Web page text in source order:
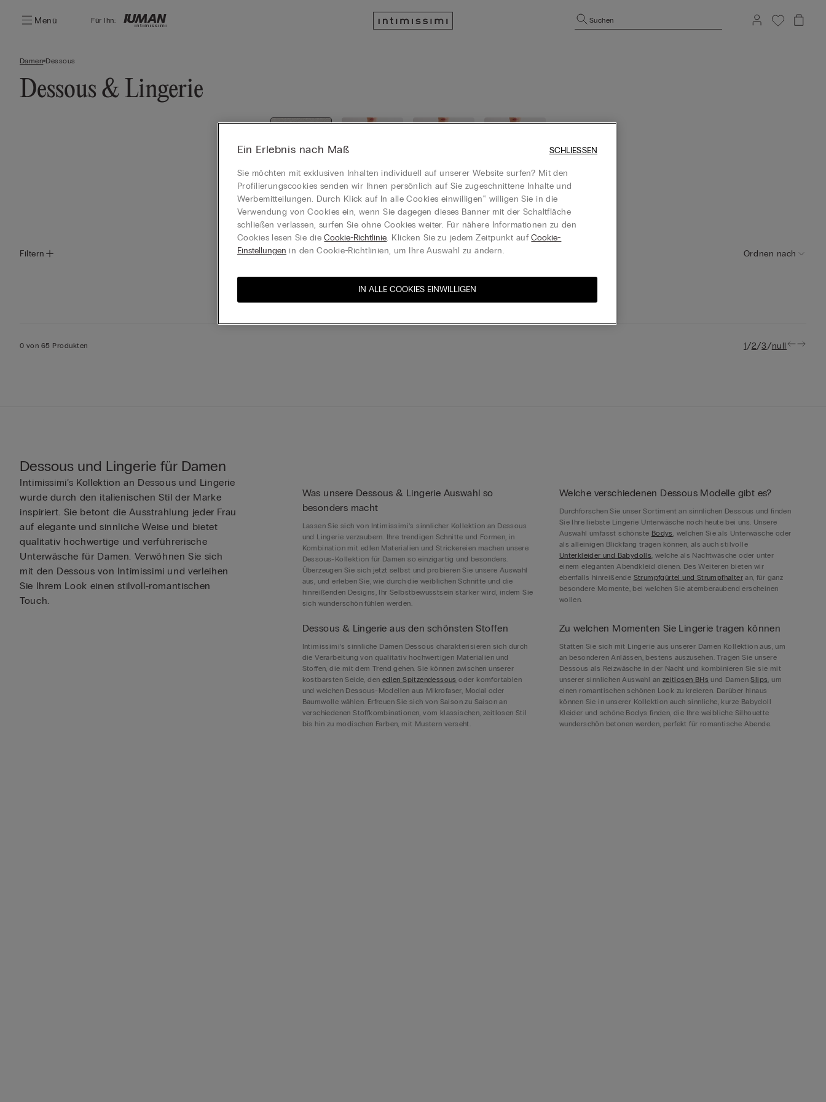
Menü Für Ihn: Suchen
Damen Dessous
Dessous & Lingerie
Alle Anse
hen
Unterkleid
er / Baby
dolls
Bustier /
Korsett
Strumpfbä
nder / Str
apsen
Filtern
Ordnen nach
0 von 65 Produkten 1/2/3/null
Dessous und Lingerie für Damen
Intimissimi’s Kollektion an Dessous und Lingerie
wurde durch den italienischen Stil der Marke
inspiriert. Sie betont die Ausstrahlung jeder Frau
auf elegante und sinnliche Weise und bietet
qualitativ hochwertige und verführerische
Unterwäsche für Damen. Verwöhnen Sie sich
mit den Dessous von Intimissimi und verleihen
Sie Ihrem Look einen stilvoll-romantischen
Touch.
Was unsere Dessous & Lingerie Auswahl so
besonders macht
Lassen Sie sich von Intimissimi’s sinnlicher Kollektion an Dessous
und Lingerie verzaubern. Ihre trendigen Schnitte und Formen, in
Kombination mit edlen Materialien und Strickereien machen unsere
Dessous-Kollektion für Damen so einzigartig und besonders.
Überzeugen Sie sich jetzt selbst und probieren Sie unsere Auswahl
aus, und erleben Sie, wie durch die weiblichen Schnitte und die
hinreißenden Designs, Ihr Selbstbewusstsein stärker wird, indem Sie
sich wunderschön fühlen werden.
Welche verschiedenen Dessous Modelle gibt es?
Durchforschen Sie unser Sortiment an sinnlichen Dessous und finden
Sie Ihre liebste Lingerie Unterwäsche noch heute bei uns. Unsere
Auswahl umfasst schönste Bodys, welchen Sie als Unterwäsche oder
als alleinigen Blickfang tragen können, als auch stilvolle
Unterkleider und Babydolls, welche als Nachtwäsche oder unter
einem eleganten Abendkleid dienen. Des Weiteren bieten wir
ebenfalls hinreißende Strumpfgürtel und Strumpfhalter an, für ganz
besondere Momente, bei welchen Sie atemberaubend erscheinen
wollen.
Dessous & Lingerie aus den schönsten Stoffen
Intimissimi’s sinnliche Damen Dessous charakterisieren sich durch
die Verarbeitung von qualitativ hochwertigen Materialien und
Stoffen, die mit dem Trend gehen. Sie können zwischen unserer
kostbarsten Seide, den edlen Spitzendessous oder komfortablen
und weichen Dessous-Modellen aus Mikrofaser, Modal oder
Baumwolle wählen. Erfreuen Sie sich von Saison zu Saison an
verschiedenen Stoffkombinationen, vom klassischen, zeitlosen Stil
bis hin zu modischen Farben, mit Mustern verseht.
Zu welchen Momenten Sie Lingerie tragen können
Statten Sie sich mit Lingerie aus unserer Damen Kollektion aus, um
an besonderen Anlässen, bestens auszusehen. Tragen Sie unsere
Dessous als Reizwäsche in der Nacht und kombinieren Sie sie mit
unserer sinnlichen Auswahl an zeitlosen BHs und DamenSlips, um
einen romantischen schönen Look zu kreieren. Darüber hinaus
können Sie in unserer Kollektion auch sinnliche, kurze Babydoll
Kleider und schöne Bodys finden, die Ihre weibliche Silhouette
wunderschön betonen werden, perfekt für romantische Abende.
Ein Erlebnis nach Maß
Sie möchten mit exklusiven Inhalten individuell auf unserer Website surfen? Mit den
Profilierungscookies senden wir Ihnen persönlich auf Sie zugeschnittene Inhalte und
Werbemitteilungen. Durch Klick auf In alle Cookies einwilligen‟ willigen Sie in die
Verwendung von Cookies ein, wenn Sie dagegen dieses Banner mit der Schaltfläche
schließen verlassen, surfen Sie ohne Cookies weiter. Für nähere Informationen zu den
Cookies lesen Sie dieCookie-Richtlinie. Klicken Sie zu jedem Zeitpunkt aufCookie-
Einstellungen in den Cookie-Richtlinien, um Ihre Auswahl zu ändern.
IN ALLE COOKIES EINWILLIGEN
SCHLIESSEN